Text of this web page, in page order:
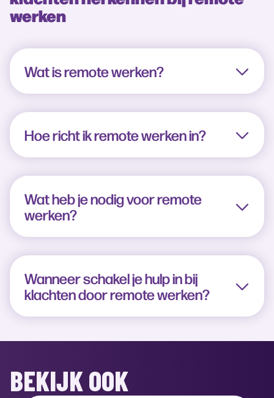
werken
Wat is remote werken?
Hoe richt ik remote werken in?
Wat heb je nodig voor remote
werken?
Wanneer schakel je hulp in bij
klachten door remote werken?
BEKIJK OOK